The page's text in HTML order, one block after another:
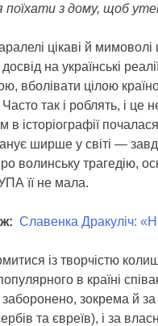
поїхати з дому, щоб
цікаві й
на українські
вболівати цілою
Часто так і роблять, і
в історіографії
ширше у світі —
волинську трагедію,
її не мала.
Славенка Дракуліч:
із творчістю
в країні
зокрема й за
та євреїв), і за